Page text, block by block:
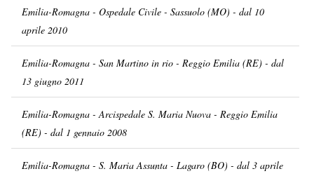
Emilia-Romagna - Ospedale Civile - Sassuolo (MO) - dal 10
aprile 2010
Emilia-Romagna - San Martino in rio - Reggio Emilia (RE) - dal
13 giugno 2011
Emilia-Romagna - Arcispedale S. Maria Nuova - Reggio Emilia
(RE) - dal 1 gennaio 2008
Emilia-Romagna - S. Maria Assunta - Lagaro (BO) - dal 3 aprile